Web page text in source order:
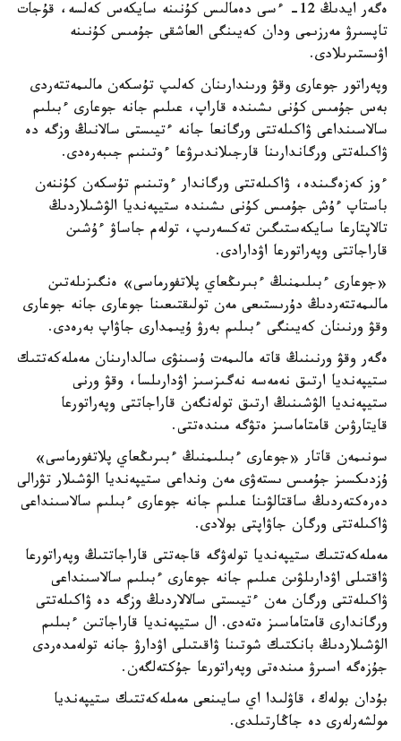
ەگەر ايدىڭ 12- ءسى دەمالىس كۇنىنە سايكەس كەلسە، قۇجات
تاپسىرۋ مەرزىمى ودان كەيىنگى العاشقى جۇمىس كۇنىنە
اۋىستىرىلادى.
وپەراتور جوعارى وقۋ ورىندارىنان كەلىپ تۇسكەن مالىمەتتەردى
بەس جۇمىس كۇنى ىشىندە قاراپ، عىلىم جانە جوعارى ءبىلىم
سالاسىنداعى ۋاكىلەتتى ورگانعا جانە ءتيىستى سالانىڭ وزگە دە
ۋاكىلەتتى ورگاندارىنا قارجىلاندىرۋعا ءوتىنىم جىبەرەدى.
ءوز كەزەگىندە، ۋاكىلەتتى ورگاندار ءوتىنىم تۇسكەن كۇننەن
باستاپ ءۇش جۇمىس كۇنى ىشىندە ستيپەنديا الۋشىلاردىڭ
تالاپتارعا سايكەستىگىن تەكسەرىپ، تولەم جاساۋ ءۇشىن
قاراجاتتى وپەراتورعا اۋدارادى.
«جوعارى ءبىلىمنىڭ ءبىرىڭعاي پلاتفورماسى» ەنگىزىلەتىن
مالىمەتتەردىڭ دۇرىستىعى مەن تولىقتىعىنا جوعارى جانە جوعارى
وقۋ ورنىنان كەيىنگى ءبىلىم بەرۋ ۇيىمدارى جاۋاپ بەرەدى.
ەگەر وقۋ ورنىنىڭ قاتە مالىمەت ۇسىنۋى سالدارىنان مەملەكەتتىك
ستيپەنديا ارتىق نەمەسە نەگىزسىز اۋدارىلسا، وقۋ ورنى
ستيپەنديا الۋشىنىڭ ارتىق تولەنگەن قاراجاتتى وپەراتورعا
قايتارۋىن قامتاماسىز ەتۋگە مىندەتتى.
سونىمەن قاتار «جوعارى ءبىلىمنىڭ ءبىرىڭعاي پلاتفورماسى»
ۇزدىكسىز جۇمىس ىستەۋى مەن ونداعى ستيپەنديا الۋشىلار تۋرالى
دەرەكتەردىڭ ساقتالۋىنا عىلىم جانە جوعارى ءبىلىم سالاسىنداعى
ۋاكىلەتتى ورگان جاۋاپتى بولادى.
مەملەكەتتىك ستيپەنديا تولەۋگە قاجەتتى قاراجاتتىڭ وپەراتورعا
ۋاقتىلى اۋدارىلۋىن عىلىم جانە جوعارى ءبىلىم سالاسىنداعى
ۋاكىلەتتى ورگان مەن ءتيىستى سالالاردىڭ وزگە دە ۋاكىلەتتى
ورگاندارى قامتاماسىز ەتەدى. ال ستيپەنديا قاراجاتىن ءبىلىم
الۋشىلاردىڭ بانكتىك شوتىنا ۋاقىتىلى اۋدارۋ جانە تولەمدەردى
جۇزەگە اسىرۋ مىندەتى وپەراتورعا جۇكتەلگەن.
بۇدان بولەك، قاۋلىدا اي سايىنعى مەملەكەتتىك ستيپەنديا
مولشەرلەرى دە جاڭارتىلدى.